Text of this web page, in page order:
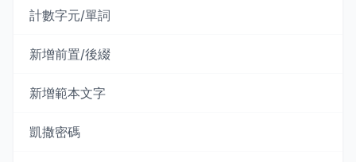
計數字元/單詞
新增前置/後綴
新增範本文字
凱撒密碼